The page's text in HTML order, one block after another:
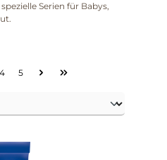
Serien für Babys,
4 5